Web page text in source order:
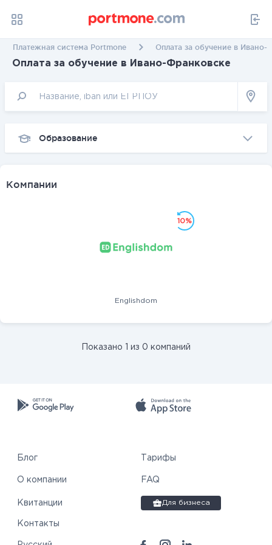
Платежная система Portmone Оплата за обучение в Ивано-
Оплата за обучение в Ивано-Франковске
Образование
Компании
Englishdom
10%
Показано 1 из 0 компаний
Блог Тарифы
О компании
Квитанции
FAQ
Контакты
Для бизнеса